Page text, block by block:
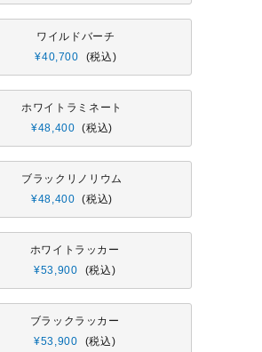
ワイルドバーチ
¥40,700 税込
ホワイトラミネート
¥48,400 税込
ブラックリノリウム
¥48,400 税込
ホワイトラッカー
¥53,900 税込
ブラックラッカー
¥53,900 税込